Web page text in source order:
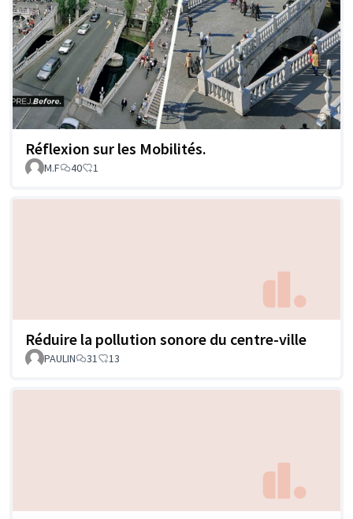
Réflexion sur les Mobilités.
M.F 40 1
Réduire la pollution sonore du centre-ville
PAULIN 31 13